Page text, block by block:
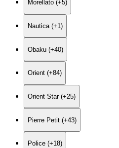
Morellato (+5)
Nautica (+1)
Obaku (+40)
Orient (+84)
Orient Star (+25)
Pierre Petit (+43)
Police (+18)